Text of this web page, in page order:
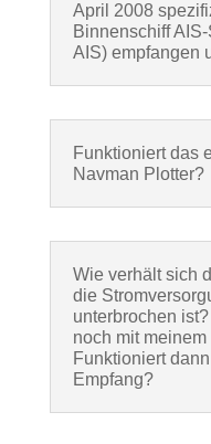
April 2008
Binnenschiff
AIS) empfangen
Funktioniert das
Navman Plotter?
Wie verhält sich
die
unterbrochen
noch mit
Funktioniert
Empfang?